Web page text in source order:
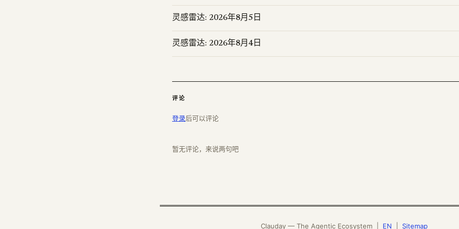
灵感雷达: 2026年8月5日
灵感雷达: 2026年8月4日
评论
登录后可以评论
暂无评论，来说两句吧
Clauday — The Agentic Ecosystem | EN Sitemap